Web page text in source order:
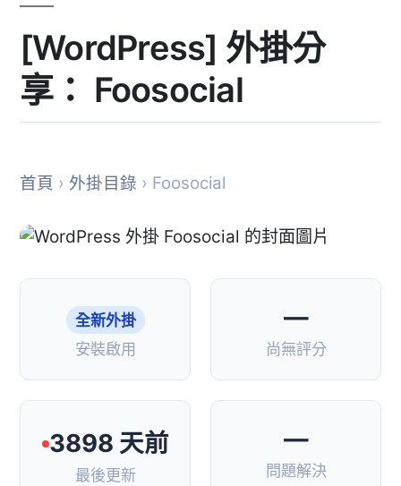
[WordPress] 外掛分
享： Foosocial
首頁 › 外掛目錄 › Foosocial
全新外掛
安裝啟用
—
尚無評分
3898 天前
最後更新
—
問題解決